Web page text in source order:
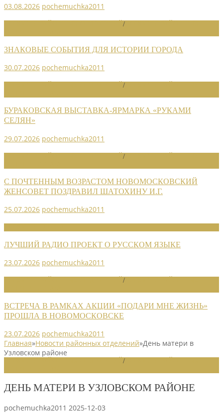
03.08.2026 pochemuchka2011
/
ЗНАКОВЫЕ СОБЫТИЯ ДЛЯ ИСТОРИИ ГОРОДА
30.07.2026 pochemuchka2011
/
БУРАКОВСКАЯ ВЫСТАВКА-ЯРМАРКА «РУКАМИ
СЕЛЯН»
29.07.2026 pochemuchka2011
/
С ПОЧТЕННЫМ ВОЗРАСТОМ НОВОМОСКОВСКИЙ
ЖЕНСОВЕТ ПОЗДРАВИЛ ШАТОХИНУ И.Г.
25.07.2026 pochemuchka2011
ЛУЧШИЙ РАДИО ПРОЕКТ О РУССКОМ ЯЗЫКЕ
23.07.2026 pochemuchka2011
/
ВСТРЕЧА В РАМКАХ АКЦИИ «ПОДАРИ МНЕ ЖИЗНЬ»
ПРОШЛА В НОВОМОСКОВСКЕ
23.07.2026 pochemuchka2011
Главная»Новости районных отделений»День матери в
Узловском районе
/
ДЕНЬ МАТЕРИ В УЗЛОВСКОМ РАЙОНЕ
pochemuchka2011 2025-12-03